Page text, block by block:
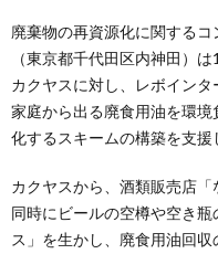
廃棄物の再資源化に関する
（東京都千代田区内神田）
カクヤスに対し、レボイン
家庭から出る廃食用油を環
化するスキームの構築を支援
カクヤスから、酒類販売店
同時にビールの空樽や空き
ス」を生かし、廃食用油回